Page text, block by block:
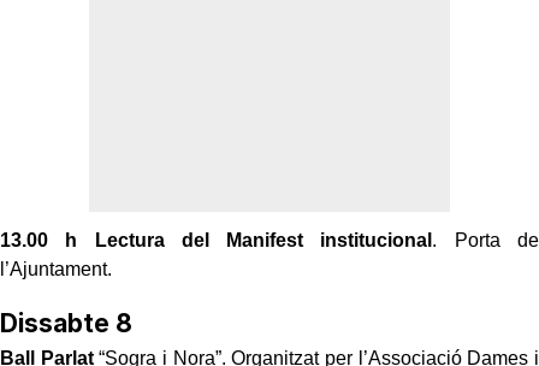
13.00 h Lectura del Manifest institucional . Porta de
l’Ajuntament.
Dissabte 8
Ball Parlat“Sogra i Nora”. Organitzat per l’Associació Dames i